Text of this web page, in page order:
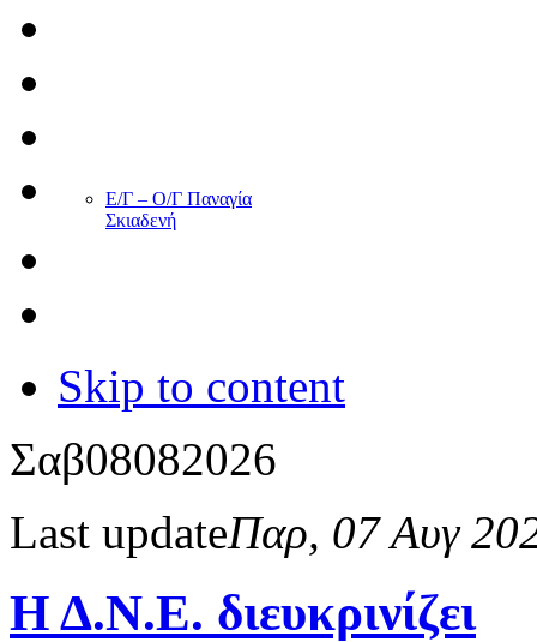
Ε/Γ – Ο/Γ Παναγία
Σκιαδενή
Skip to content
Σαβ08082026
Last updateΠαρ, 07 Αυγ
Η Δ.Ν.Ε. διευκρινίζει